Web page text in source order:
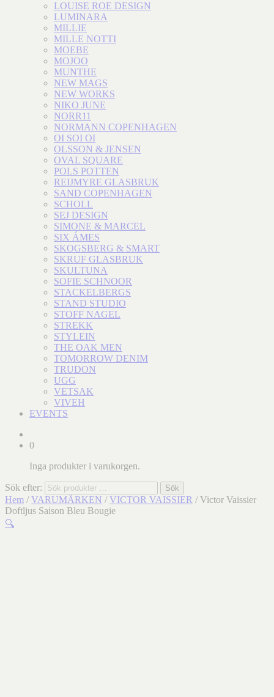
LOUISE ROE DESIGN
LUMINARA
MILLIE
MILLE NOTTI
MOEBE
MOJOO
MUNTHE
NEW MAGS
NEW WORKS
NIKO JUNE
NORR11
NORMANN COPENHAGEN
OI SOI OI
OLSSON & JENSEN
OVAL SQUARE
POLS POTTEN
REIJMYRE GLASBRUK
SAND COPENHAGEN
SCHOLL
SEJ DESIGN
SIMONE & MARCEL
SIX ÁMES
SKOGSBERG & SMART
SKRUF GLASBRUK
SKULTUNA
SOFIE SCHNOOR
STACKELBERGS
STAND STUDIO
STOFF NAGEL
STREKK
STYLEIN
THE OAK MEN
TOMORROW DENIM
TRUDON
UGG
VETSAK
VIVEH
EVENTS
0
Inga produkter i varukorgen.
Sök efter: Sök
Hem / VARUMÄRKEN / VICTOR VAISSIER / Victor Vaissier
Doftljus Saison Bleu Bougie
🔍